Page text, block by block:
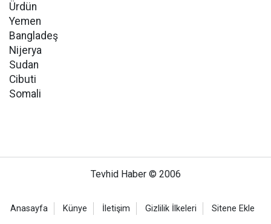
Ürdün
Yemen
Bangladeş
Nijerya
Sudan
Cibuti
Somali
Tevhid Haber © 2006
Anasayfa Künye İletişim Gizlilik İlkeleri Sitene Ekle